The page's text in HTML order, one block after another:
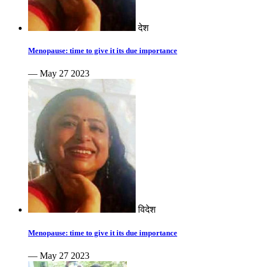
देश
Menopause: time to give it its due importance
— May 27 2023
विदेश
Menopause: time to give it its due importance
— May 27 2023